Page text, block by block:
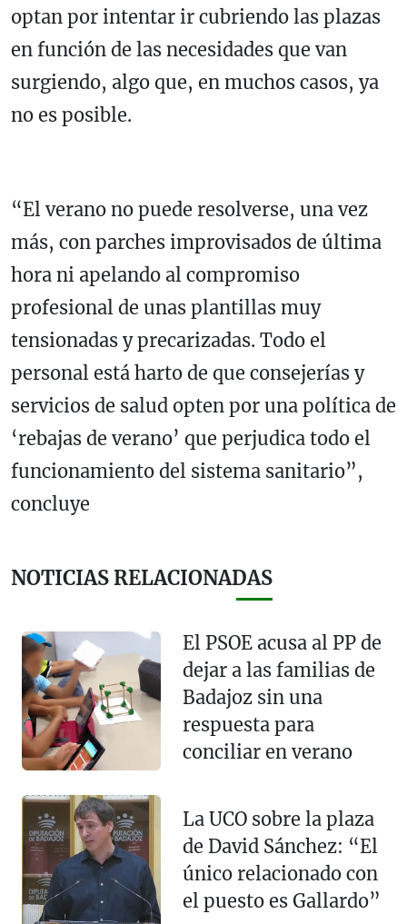
optan por intentar ir cubriendo las plazas
en función de las necesidades que van
surgiendo, algo que, en muchos casos, ya
no es posible.
“El verano no puede resolverse, una vez
más, con parches improvisados de última
hora ni apelando al compromiso
profesional de unas plantillas muy
tensionadas y precarizadas. Todo el
personal está harto de que consejerías y
servicios de salud opten por una política de
‘rebajas de verano’ que perjudica todo el
funcionamiento del sistema sanitario”,
concluye
NOTICIAS RELACIONADAS
El PSOE acusa al PP de
dejar a las familias de
Badajoz sin una
respuesta para
conciliar en verano
La UCO sobre la plaza
de David Sánchez: “El
único relacionado con
el puesto es Gallardo”